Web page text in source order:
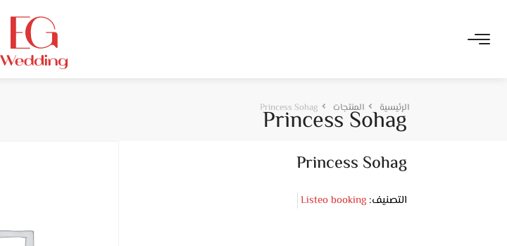
Princess Sohag
الرئيسية المنتجات Princess Sohag
Princess Sohag
التصنيف: Listeo booking